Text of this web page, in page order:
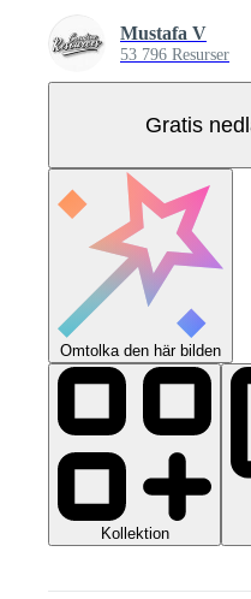
Mustafa V
53 796 Resurser
Gratis
Omtolka den här bilden
Kollektion